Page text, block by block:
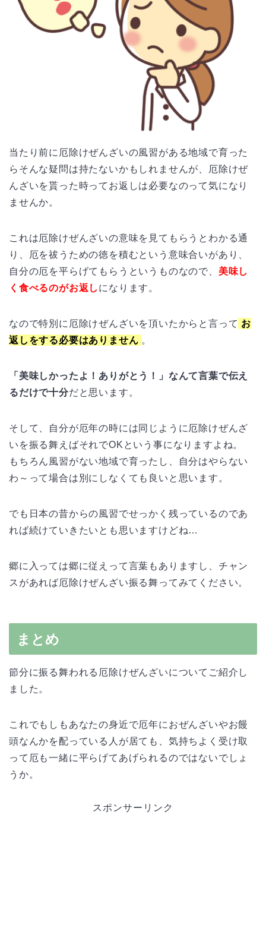
当たり前に厄除けぜんざいの風習がある地域で育った
らそんな疑問は持たないかもしれませんが、厄除けぜ
んざいを貰った時ってお返しは必要なのって気になり
ませんか。
これは厄除けぜんざいの意味を見てもらうとわかる通
り、厄を祓うための徳を積むという意味合いがあり、
自分の厄を平らげてもらうというものなので、 美味し
く食べるのがお返し になります。
なので特別に厄除けぜんざいを頂いたからと言って お
返しをする必要はありません 。
「美味しかったよ！ありがとう！」なんて言葉で伝え
るだけで十分だと思います。
そして、自分が厄年の時には同じように厄除けぜんざ
いを振る舞えばそれでOKという事になりますよね。
もちろん風習がない地域で育ったし、自分はやらない
わ～って場合は別にしなくても良いと思います。
でも日本の昔からの風習でせっかく残っているのであ
れば続けていきたいとも思いますけどね…
郷に入っては郷に従えって言葉もありますし、チャン
スがあれば厄除けぜんざい振る舞ってみてください。
まとめ
節分に振る舞われる厄除けぜんざいについてご紹介し
ました。
これでもしもあなたの身近で厄年におぜんざいやお饅
頭なんかを配っている人が居ても、気持ちよく受け取
って厄も一緒に平らげてあげられるのではないでしょ
うか。
スポンサーリンク